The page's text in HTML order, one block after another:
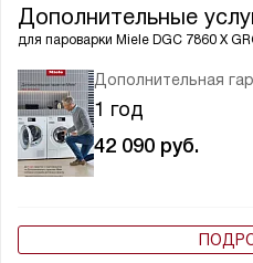
Дополнительные
для пароварки Miele DGC 7860 X
Дополнительная
1 год
42 090 руб.